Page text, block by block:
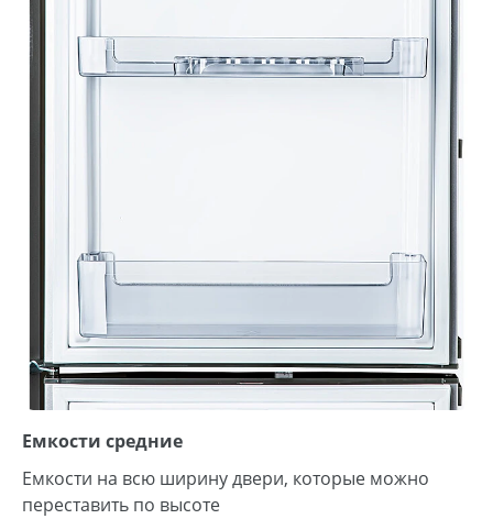
Емкости средние
Емкости на всю ширину двери, которые можно
переставить по высоте